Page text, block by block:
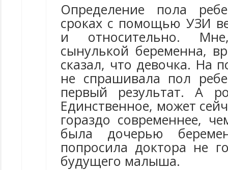
Определение пола
сроках с помощью УЗИ
и относительно.
сынулькой беременна,
сказал, что девочка. На
не спрашивала пол
первый результат. А
Единственное, может
гораздо современнее,
была дочерью
попросила доктора не
будущего малыша.